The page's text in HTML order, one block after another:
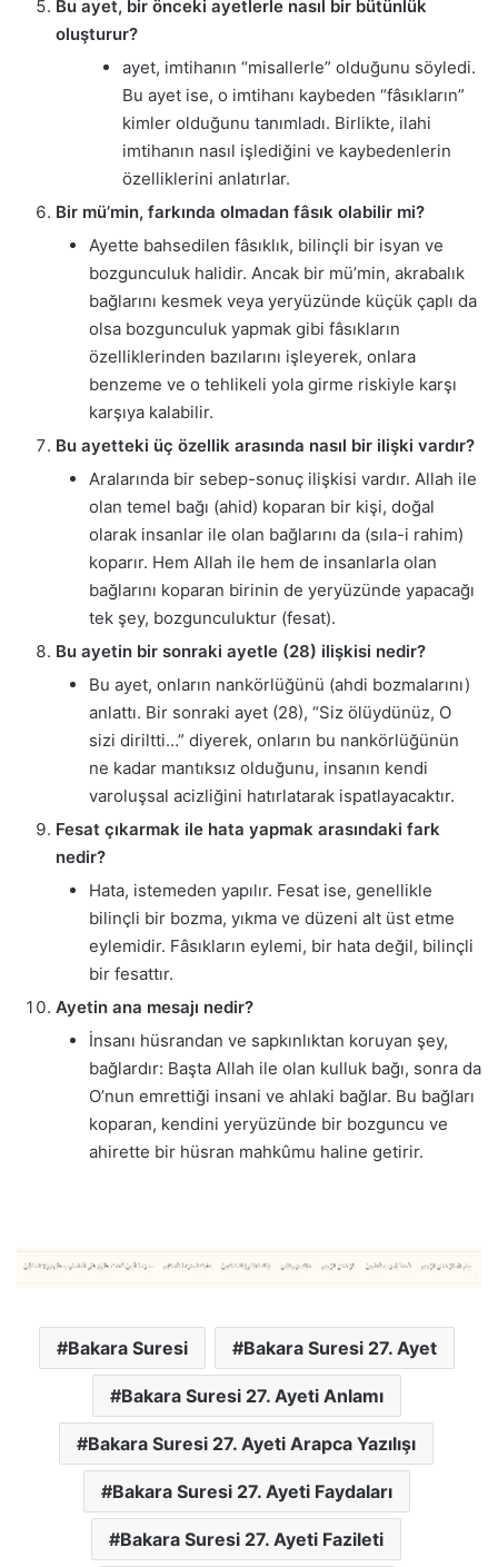
Bu ayet, bir önceki ayetlerle nasıl bir bütünlük
oluşturur?
ayet, imtihanın “misallerle” olduğunu söyledi.
Bu ayet ise, o imtihanı kaybeden “fâsıkların”
kimler olduğunu tanımladı. Birlikte, ilahi
imtihanın nasıl işlediğini ve kaybedenlerin
özelliklerini anlatırlar.
Bir mü’min, farkında olmadan fâsık olabilir mi?
Ayette bahsedilen fâsıklık, bilinçli bir isyan ve
bozgunculuk halidir. Ancak bir mü’min, akrabalık
bağlarını kesmek veya yeryüzünde küçük çaplı da
olsa bozgunculuk yapmak gibi fâsıkların
özelliklerinden bazılarını işleyerek, onlara
benzeme ve o tehlikeli yola girme riskiyle karşı
karşıya kalabilir.
Bu ayetteki üç özellik arasında nasıl bir ilişki vardır?
Aralarında bir sebep-sonuç ilişkisi vardır. Allah ile
olan temel bağı (ahid) koparan bir kişi, doğal
olarak insanlar ile olan bağlarını da (sıla-i rahim)
koparır. Hem Allah ile hem de insanlarla olan
bağlarını koparan birinin de yeryüzünde yapacağı
tek şey, bozgunculuktur (fesat).
Bu ayetin bir sonraki ayetle (28) ilişkisi nedir?
Bu ayet, onların nankörlüğünü (ahdi bozmalarını)
anlattı. Bir sonraki ayet (28), “Siz ölüydünüz, O
sizi diriltti…” diyerek, onların bu nankörlüğünün
ne kadar mantıksız olduğunu, insanın kendi
varoluşsal acizliğini hatırlatarak ispatlayacaktır.
Fesat çıkarmak ile hata yapmak arasındaki fark
nedir?
Hata, istemeden yapılır. Fesat ise, genellikle
bilinçli bir bozma, yıkma ve düzeni alt üst etme
eylemidir. Fâsıkların eylemi, bir hata değil, bilinçli
bir fesattır.
Ayetin ana mesajı nedir?
İnsanı hüsrandan ve sapkınlıktan koruyan şey,
bağlardır: Başta Allah ile olan kulluk bağı, sonra da
O’nun emrettiği insani ve ahlaki bağlar. Bu bağları
koparan, kendini yeryüzünde bir bozguncu ve
ahirette bir hüsran mahkûmu haline getirir.
Bakara Suresi Bakara Suresi 27. Ayet
Bakara Suresi 27. Ayeti Anlamı
Bakara Suresi 27. Ayeti Arapca Yazılışı
Bakara Suresi 27. Ayeti Faydaları
Bakara Suresi 27. Ayeti Fazileti